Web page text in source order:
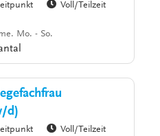
Voll/Teilzeit
Mo. - So.
d)
Voll/Teilzeit